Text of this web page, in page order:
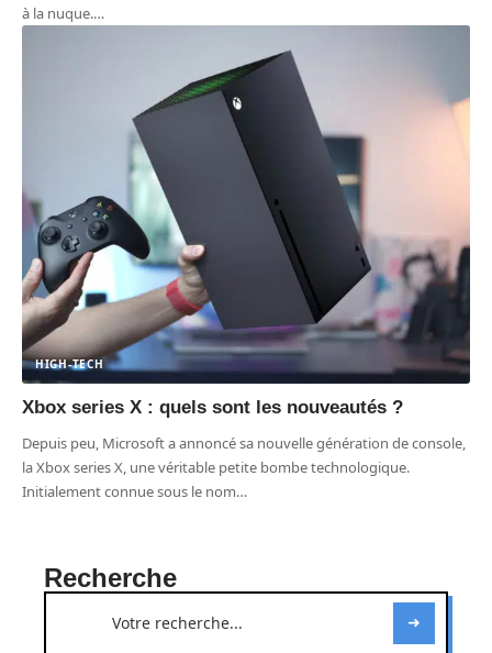
à la nuque.…
HIGH-TECH
Xbox series X : quels sont les nouveautés ?
Depuis peu, Microsoft a annoncé sa nouvelle génération de console,
la Xbox series X, une véritable petite bombe technologique.
Initialement connue sous le nom…
Recherche